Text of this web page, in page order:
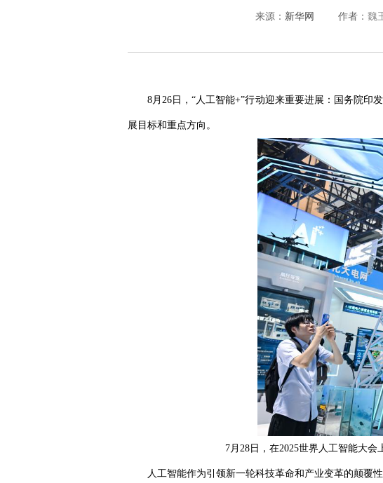
来源： 新华网 作者： 魏
8月26日，“人工智能+”行动迎来重要进展：国务院印
展目标和重点方向。
7月28日，在2025世界人工智能大
人工智能作为引领新一轮科技革命和产业变革的颠覆